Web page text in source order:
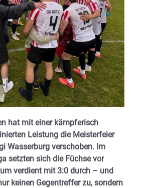
hat mit einer kämpferisch
Leistung die Meisterfeier
Wasserburg verschoben. Im
setzten sich die Füchse vor
verdient mit 3:0 durch – und
keinen Gegentreffer zu, sondern